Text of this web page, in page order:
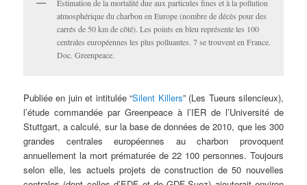
Estimation de la mortalité due aux particules fines et à la pollution
atmosphérique du charbon en Europe (nombre de décès pour des
carrés de 50 km de côté). Les points en bleu représente les 100
centrales européennes les plus polluantes. 7 se trouvent en France.
Doc. Greenpeace.
Publiée en juin et intitulée “Silent Killers” (Les Tueurs silencieux),
l’étude commandée par Greenpeace à l’IER de l’Université de
Stuttgart, a calculé, sur la base de données de 2010, que les 300
grandes centrales européennes au charbon provoquent
annuellement la mort prématurée de 22 100 personnes. Toujours
selon elle, les actuels projets de construction de 50 nouvelles